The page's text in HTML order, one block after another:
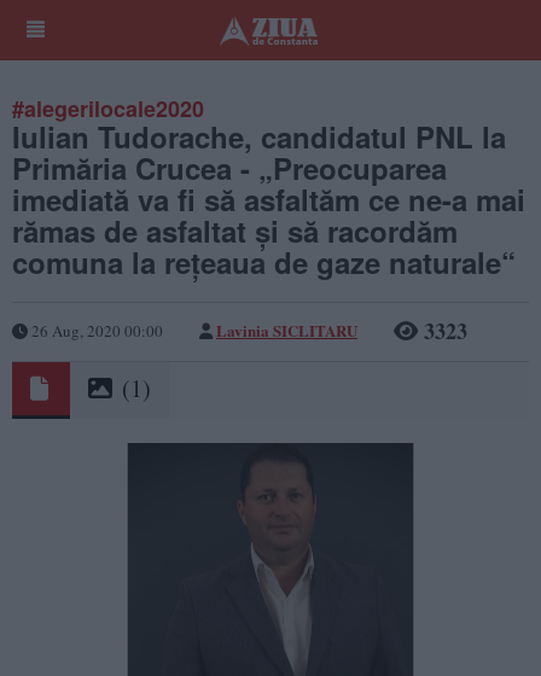
#alegerilocale2020
Iulian Tudorache, candidatul PNL la
Primăria Crucea - „Preocuparea
imediată va fi să asfaltăm ce ne-a mai
rămas de asfaltat și să racordăm
comuna la rețeaua de gaze naturale“
26 Aug, 2020 00:00 Lavinia SICLITARU 3323
(1)